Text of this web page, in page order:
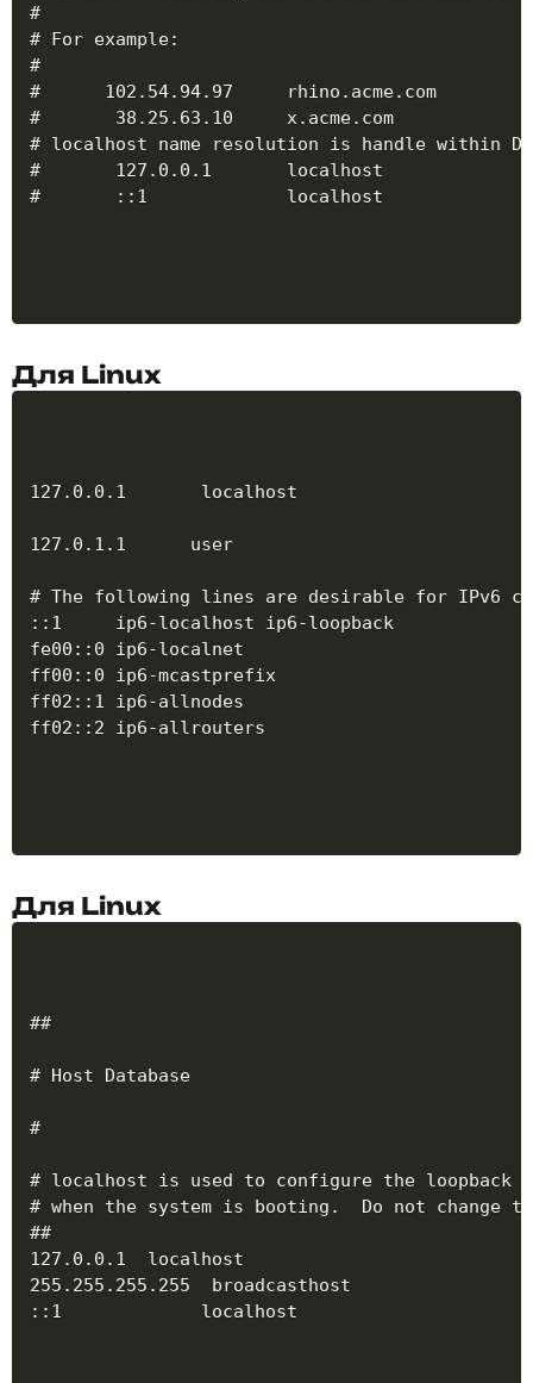
#
# For example:
#
#      102.54.94.97     rhino.acme.com
#       38.25.63.10     x.acme.com
# localhost name resolution is handle within
#       127.0.0.1       localhost
#       ::1             localhost
Для Linux
127.0.0.1       localhost
127.0.1.1      user
# The following lines are desirable for IPv6
::1     ip6-localhost ip6-loopback
fe00::0 ip6-localnet
ff00::0 ip6-mcastprefix
ff02::1 ip6-allnodes
ff02::2 ip6-allrouters
Для Linux
##
# Host Database
#
# localhost is used to configure the loopback
# when the system is booting.  Do not change
##
127.0.0.1  localhost
255.255.255.255  broadcasthost
::1             localhost